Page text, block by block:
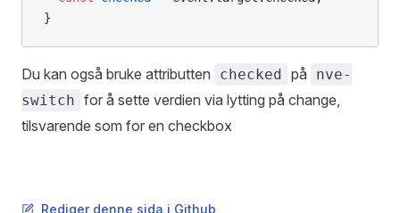
}
Du kan også bruke attributten checked på
nve-
switch for å sette verdien via lytting på change,
tilsvarende som for en checkbox
Rediger denne sida i Github